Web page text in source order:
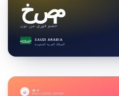
خصم
خصم فوري من نون
لا إله إلا الله SAUDI ARABIA
المملكة العربية السعودية
ن نون
EXCLUSIVE OFFER